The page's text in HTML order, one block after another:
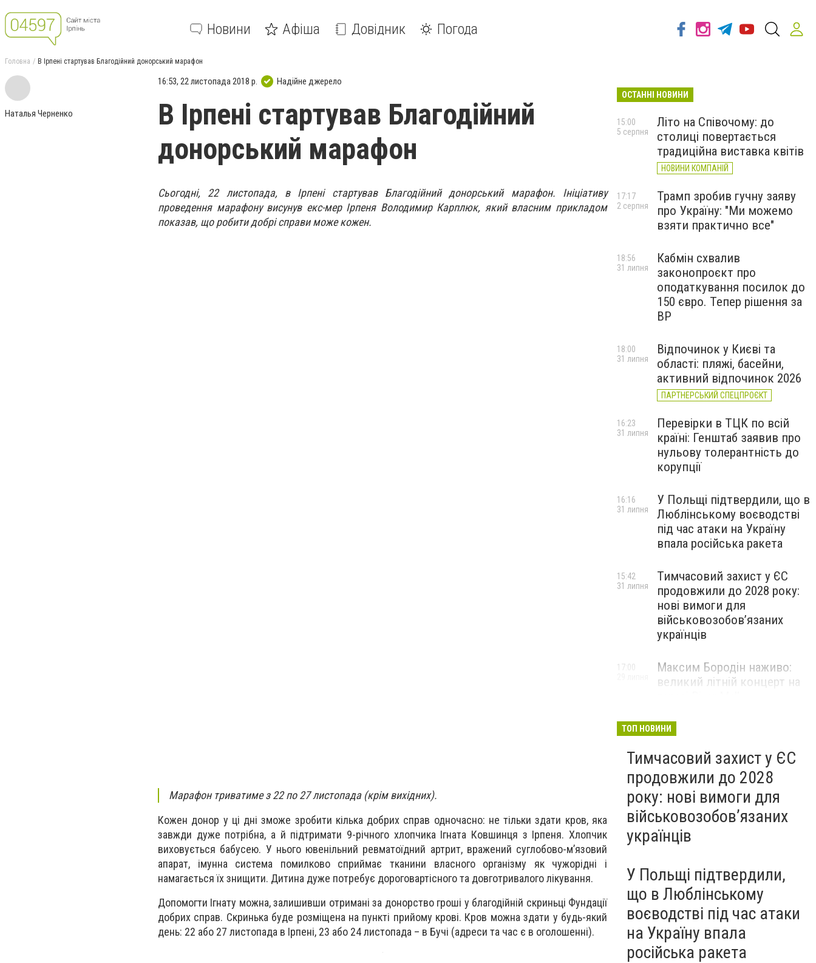
Новини Афіша Довідник Погода
Головна В Ірпені стартував Благодійний донорський марафон
Наталья Черненко
16:53, 22 листопада 2018 р. Надійне джерело
В Ірпені стартував Благодійний
донорський марафон
Сьогодні, 22 листопада, в Ірпені стартував Благодійний донорський марафон. Ініціативу
проведення марафону висунув екс-мер Ірпеня Володимир Карплюк, який власним прикладом
показав, що робити добрі справи може кожен.
Марафон триватиме з 22 по 27 листопада (крім вихідних).
Кожен донор у ці дні зможе зробити кілька добрих справ одночасно: не тільки здати кров, яка
завжди дуже потрібна, а й підтримати 9-річного хлопчика Ігната Ковшинця з Ірпеня. Хлопчик
виховується бабусею. У нього ювенільний ревматоїдний артрит, вражений суглобово-м’язовий
апарат, імунна система помилково сприймає тканини власного організму як чужорідні і
намагається їх знищити. Дитина дуже потребує дороговартісного та довготривалого лікування.
Допомогти Ігнату можна, залишивши отримані за донорство гроші у благодійній скриньці Фундації
добрих справ. Скринька буде розміщена на пункті прийому крові. Кров можна здати у будь-який
день: 22 або 27 листопада в Ірпені, 23 або 24 листопада – в Бучі (адреси та час є в оголошенні).
ОСТАННІ НОВИНИ
Літо на Співочому: до
столиці повертається
традиційна виставка квітів
НОВИНИ КОМПАНІЙ
15:00
5 серпня
Трамп зробив гучну заяву
про Україну: "Ми можемо
взяти практично все"
17:17
2 серпня
Кабмін схвалив
законопроєкт про
оподаткування посилок до
150 євро. Тепер рішення за
ВР
18:56
31 липня
Відпочинок у Києві та
області: пляжі, басейни,
активний відпочинок 2026
ПАРТНЕРСЬКИЙ СПЕЦПРОЄКТ
18:00
31 липня
Перевірки в ТЦК по всій
країні: Генштаб заявив про
нульову толерантність до
корупції
16:23
31 липня
У Польщі підтвердили, що в
Люблінському воєводстві
під час атаки на Україну
впала російська ракета
16:16
31 липня
Тимчасовий захист у ЄС
продовжили до 2028 року:
нові вимоги для
військовозобов’язаних
українців
15:42
31 липня
Максим Бородін наживо:
великий літній концерт на
17:00
ТОП НОВИНИ
Тимчасовий захист у ЄС
продовжили до 2028
року: нові вимоги для
військовозобов’язаних
українців
У Польщі підтвердили,
що в Люблінському
воєводстві під час атаки
на Україну впала
російська ракета